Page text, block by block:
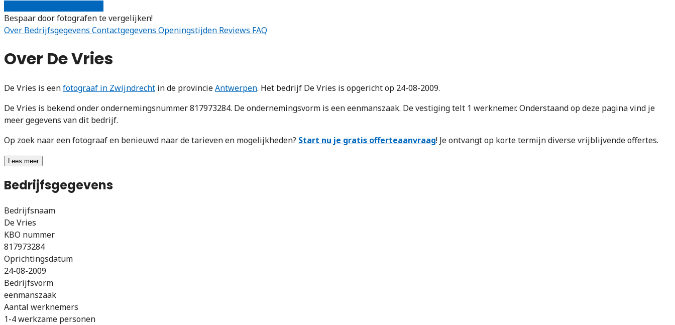
Bespaar door fotografen te vergelijken!
Over Bedrijfsgegevens Contactgegevens Openingstijden Reviews FAQ
Over De Vries
De Vries is eenfotograaf in Zwijndrecht in de provincieAntwerpen. Het bedrijf De Vries is opgericht op 24-08-2009.
De Vries is bekend onder ondernemingsnummer 817973284. De ondernemingsvorm is een eenmanszaak. De vestiging telt 1 werknemer. Onderstaand op deze pagina vind je
meer gegevens van dit bedrijf.
Op zoek naar een fotograaf en benieuwd naar de tarieven en mogelijkheden? Start nu je gratis offerteaanvraag! Je ontvangt op korte termijn diverse vrijblijvende offertes.
Lees meer
Bedrijfsgegevens
Bedrijfsnaam
De Vries
KBO nummer
817973284
Oprichtingsdatum
24-08-2009
Bedrijfsvorm
eenmanszaak
Aantal werknemers
1-4 werkzame personen